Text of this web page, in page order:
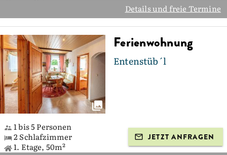
Details und freie Termine
Ferienwohnung
Entenstüb´l
1 bis 5 Personen
2 Schlafzimmer
1. Etage, 50m²
JETZT ANFRAGEN